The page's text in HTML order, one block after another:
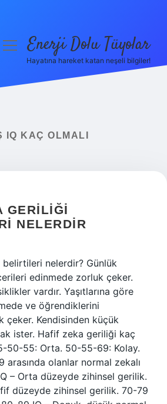
menüyüEnerji Dolu Tüyolar
Hayatına hareket katan neşeli bilgiler!
IQ KAÇ OLMALI
GERILIĞI
NELERDIR
nelerdir? Günlük
edinmede zorluk çeker.
vardır. Yaşıtlarına göre
ve öğrendiklerini
çeker. Kendisinden küçük
ister. Hafif zeka geriliği kaç
50-55: Orta. 50-55-69: Kolay.
arasında olanlar normal zekalı
– Orta düzeyde zihinsel gerilik.
düzeyde zihinsel gerilik. 70-79